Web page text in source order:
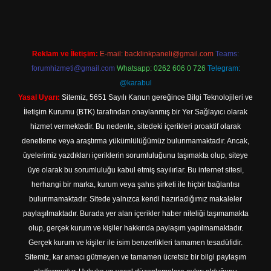
Reklam ve İletişim: E-mail: backlinkpaneli@gmail.com Teams:
forumhizmeti@gmail.com Whatsapp: 0262 606 0 726 Telegram:
@karabul
Yasal Uyarı: Sitemiz, 5651 Sayılı Kanun gereğince Bilgi Teknolojileri ve
İletişim Kurumu (BTK) tarafından onaylanmış bir Yer Sağlayıcı olarak
hizmet vermektedir. Bu nedenle, sitedeki içerikleri proaktif olarak
denetleme veya araştırma yükümlülüğümüz bulunmamaktadır. Ancak,
üyelerimiz yazdıkları içeriklerin sorumluluğunu taşımakta olup, siteye
üye olarak bu sorumluluğu kabul etmiş sayılırlar. Bu internet sitesi,
herhangi bir marka, kurum veya şahıs şirketi ile hiçbir bağlantısı
bulunmamaktadır. Sitede yalnızca kendi hazırladığımız makaleler
paylaşılmaktadır. Burada yer alan içerikler haber niteliği taşımamakta
olup, gerçek kurum ve kişiler hakkında paylaşım yapılmamaktadır.
Gerçek kurum ve kişiler ile isim benzerlikleri tamamen tesadüfidir.
Sitemiz, kar amacı gütmeyen ve tamamen ücretsiz bir bilgi paylaşım